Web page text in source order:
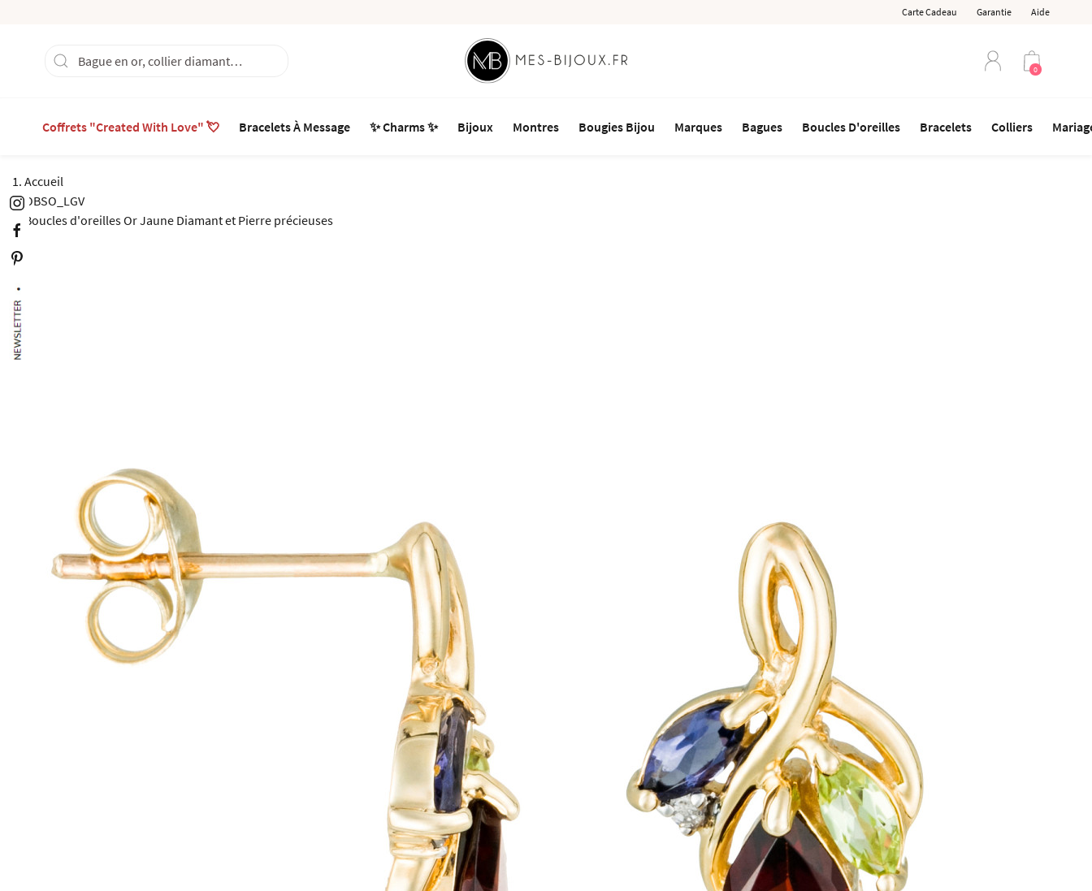
Carte Cadeau Garantie Aide
0
Coffrets "Created With Love" 💘 Bracelets À Message ✨ Charms ✨ Bijoux Montres Bougies Bijou Marques Bagues Boucles D'oreilles Bracelets Colliers
Accueil
OBSO_LGV
Boucles d'oreilles Or Jaune Diamant et Pierre précieuses